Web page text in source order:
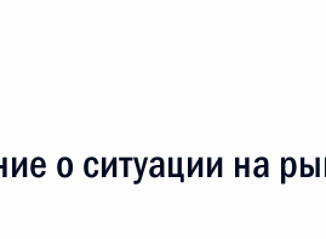
о ситуации на